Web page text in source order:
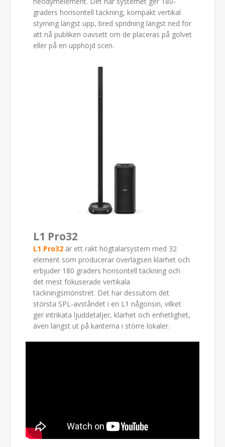
graders horisontell täckning, kompakt vertikal
styrning längst upp, bred spridning längst ned för
att nå publiken oavsett om de placeras på golvet
eller på en upphöjd scen.
L1 Pro32
L1 Pro32 är ett rakt högtalarsystem med 32
element som producerar överlägsen klarhet och
erbjuder 180 graders horisontell täckning och
det mest fokuserade vertikala
täckningsmönstret. Det har dessutom det
största SPL-avståndet i en L1 någonsin, vilket
ger intrikata ljuddetaljer, klarhet och enhetlighet,
även längst ut på kanterna i större lokaler.